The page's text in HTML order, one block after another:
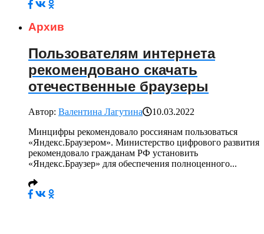
Архив
Пользователям интернета
рекомендовано скачать
отечественные браузеры
Автор: Валентина Лагутина
10.03.2022
Минцифры рекомендовало россиянам пользоваться
«Яндекс.Браузером». Министерство цифрового развития
рекомендовало гражданам РФ установить
«Яндекс.Браузер» для обеспечения полноценного...